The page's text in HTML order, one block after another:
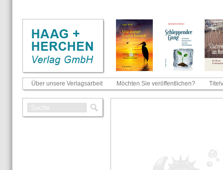
Über unsere Verlagsarbeit Möchten Sie veröffentlichen?